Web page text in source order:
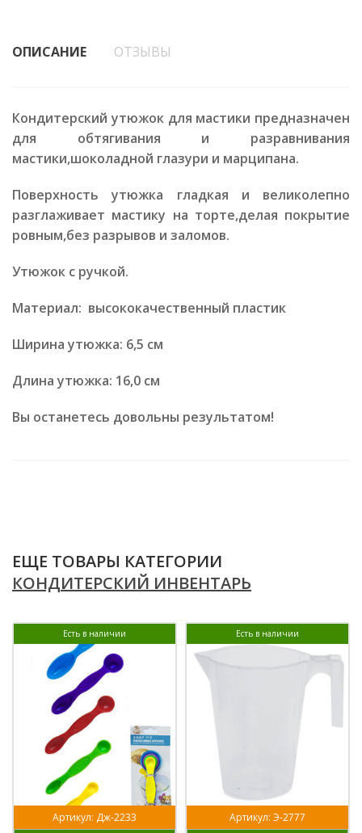
ОПИСАНИЕ ОТЗЫВЫ
Кондитерский утюжок для мастики предназначен
для обтягивания и разравнивания
мастики,шоколадной глазури и марципана.
Поверхность утюжка гладкая и великолепно
разглаживает мастику на торте,делая покрытие
ровным,без разрывов и заломов.
Утюжок с ручкой.
Материал: высококачественный пластик
Ширина утюжка: 6,5 см
Длина утюжка: 16,0 см
Вы останетесь довольны результатом!
ЕЩЕ ТОВАРЫ КАТЕГОРИИ
КОНДИТЕРСКИЙ ИНВЕНТАРЬ
Есть в наличии
Артикул: Дж-2233
Есть в наличии
Артикул: Э-2777